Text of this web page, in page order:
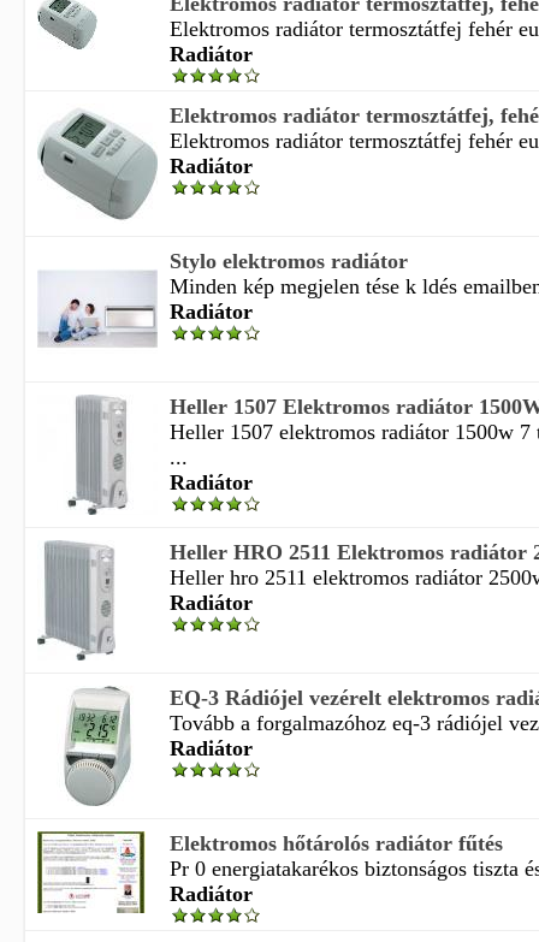
Elektromos radiátor termosztátfej fehér
Radiátor
Elektromos radiátor termosztátfej,
Elektromos radiátor termosztátfej fehér
Radiátor
Stylo elektromos radiátor
Minden kép megjelen tése k ldés
Radiátor
Heller 1507 Elektromos radiátor
Heller 1507 elektromos radiátor 1500w 7
...
Radiátor
Heller HRO 2511 Elektromos radiátor
Heller hro 2511 elektromos radiátor
Radiátor
EQ-3 Rádiójel vezérelt elektromos
Tovább a forgalmazóhoz eq-3 rádiójel
Radiátor
Elektromos hőtárolós radiátor fűtés
Pr 0 energiatakarékos biztonságos tiszta
Radiátor